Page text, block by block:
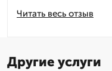
Читать весь отзыв
Другие услуги